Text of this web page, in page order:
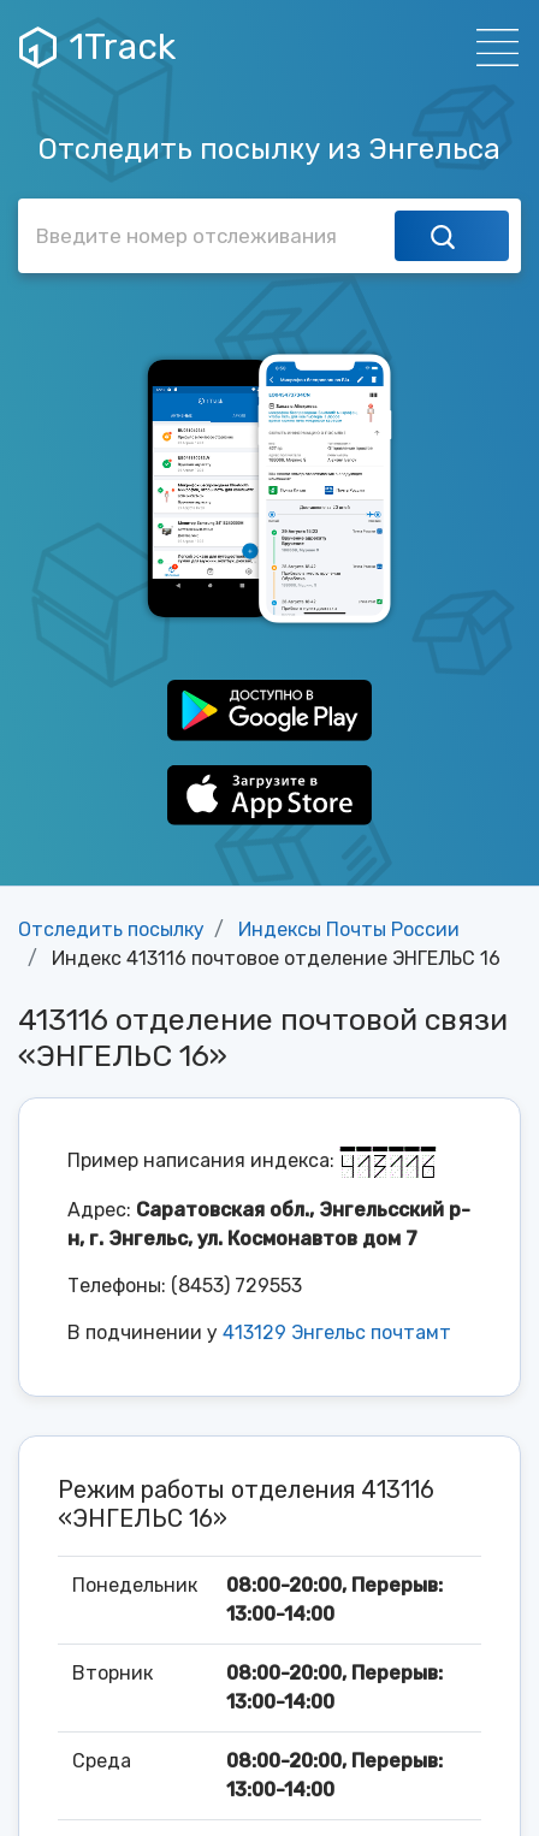
1Track
Отследить посылку из Энгельса
Отследить посылку
Индексы Почты России
Индекс 413116 почтовое отделение ЭНГЕЛЬС 16
413116 отделение почтовой связи
«ЭНГЕЛЬС 16»
Пример написания индекса:
Адрес: Саратовская обл., Энгельсский р-
н, г. Энгельс, ул. Космонавтов дом 7
Телефоны: (8453) 729553
В подчинении у 413129 Энгельс почтамт
Режим работы отделения 413116
«ЭНГЕЛЬС 16»
Понедельник
08:00-20:00, Перерыв:
13:00-14:00
Вторник
08:00-20:00, Перерыв:
13:00-14:00
Среда
08:00-20:00, Перерыв:
13:00-14:00